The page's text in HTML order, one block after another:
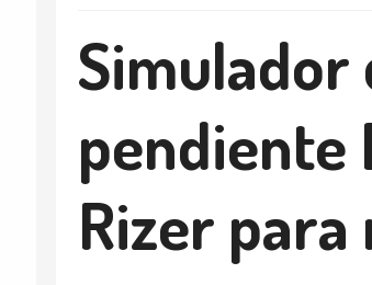
Simulador
pendiente
Rizer